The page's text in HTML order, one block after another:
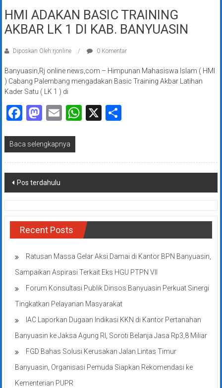
HMI ADAKAN BASIC TRAINING
AKBAR LK 1 DI KAB. BANYUASIN
Diposkan Oleh:rjonline 0 Komentar
Banyuasin,Rj online news,com – Himpunan Mahasiswa Islam ( HMI
) Cabang Palembang mengadakan Basic Training Akbar Latihan
Kader Satu ( LK 1 ) di
Facebook
Mastodon
EmailWhatsApp
X Share
Baca selengkapnya
Navigasi
pos
Pos terdahulu
Recent Posts
Ratusan Massa Gelar Aksi Damai di Kantor BPN Banyuasin,
Sampaikan Aspirasi Terkait Eks HGU PTPN VII
Forum Konsultasi Publik Dinsos Banyuasin Perkuat Sinergi
Tingkatkan Pelayanan Masyarakat
IAC Laporkan Dugaan Indikasi KKN di Kantor Pertanahan
Banyuasin ke Jaksa Agung RI, Soroti Belanja Jasa Rp3,8 Miliar
FGD Bahas Solusi Kerusakan Jalan Lintas Timur
Banyuasin, Organisasi Pemuda Siapkan Rekomendasi ke
Kementerian PUPR